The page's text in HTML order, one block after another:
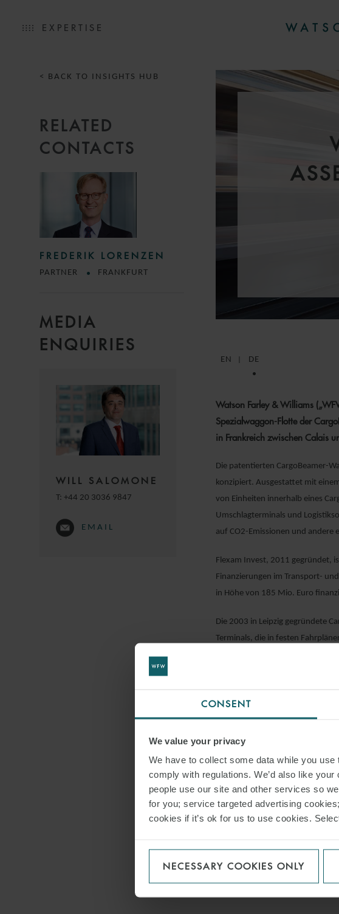
CONSENT
We value your privacy
We have to collect some data while you
comply with regulations. We’d also like
people use our site and other services so
for you; service targeted advertising
cookies if it’s ok for us to use cookies.
NECESSARY COOKIES ONLY
EXPERTISE
EN DE
Watson Farley & Williams
Spezialwaggon-Flotte der
in Frankreich zwischen Calais
Die patentierten CargoBeamer-
konzipiert. Ausgestattet mit
von Einheiten innerhalb eines
Umschlagterminals und
auf CO2-Emissionen und andere
Flexam Invest, 2011 gegründet,
Finanzierungen im Transport-
in Höhe von 185 Mio. Euro
Die 2003 in Leipzig gegründete
Terminals, die in festen
Partner Verena Scheibe und
Frederik Lorenzen kommentiert:
Dekarbonisierung des
DOWNLOAD PDF
DECARBONISATION
< BACK TO INSIGHTS HUB
MEDIA
ENQUIRIES
WILL SALOMONE
T: +44 20 3036 9847
EMAIL
RELATED
CONTACTS
FREDERIK LORENZEN
PARTNER FRANKFURT